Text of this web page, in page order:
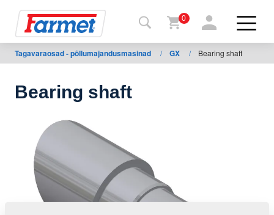
Farmeti
Minu
masinad
Allalaadimiseks
0
Tagavaraosad - põllumajandusmasinad / GX / Bearing shaft
Bearing shaft